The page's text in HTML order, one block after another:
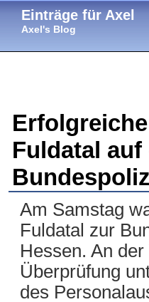
Einträge für Axel
Axel's Blog
Fuldatal auf
Am Samstag
Fuldatal zur
Hessen. An
Überprüfung
des